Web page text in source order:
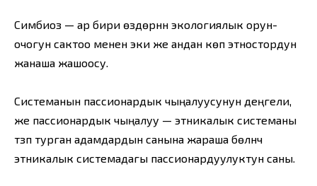
Симбиоз — ар бири өздөрүнүн экологиялык орун-
очогун сактоо менен эки же андан көп этностордун
жанаша жашоосу.
Системанын пассионардык чыңалуусунун деңгели,
же пассионардык чыңалуу — этникалык системаны
түзүп турган адамдардын санына жараша бөлүнүүчү
этникалык системадагы пассионардуулуктун саны.